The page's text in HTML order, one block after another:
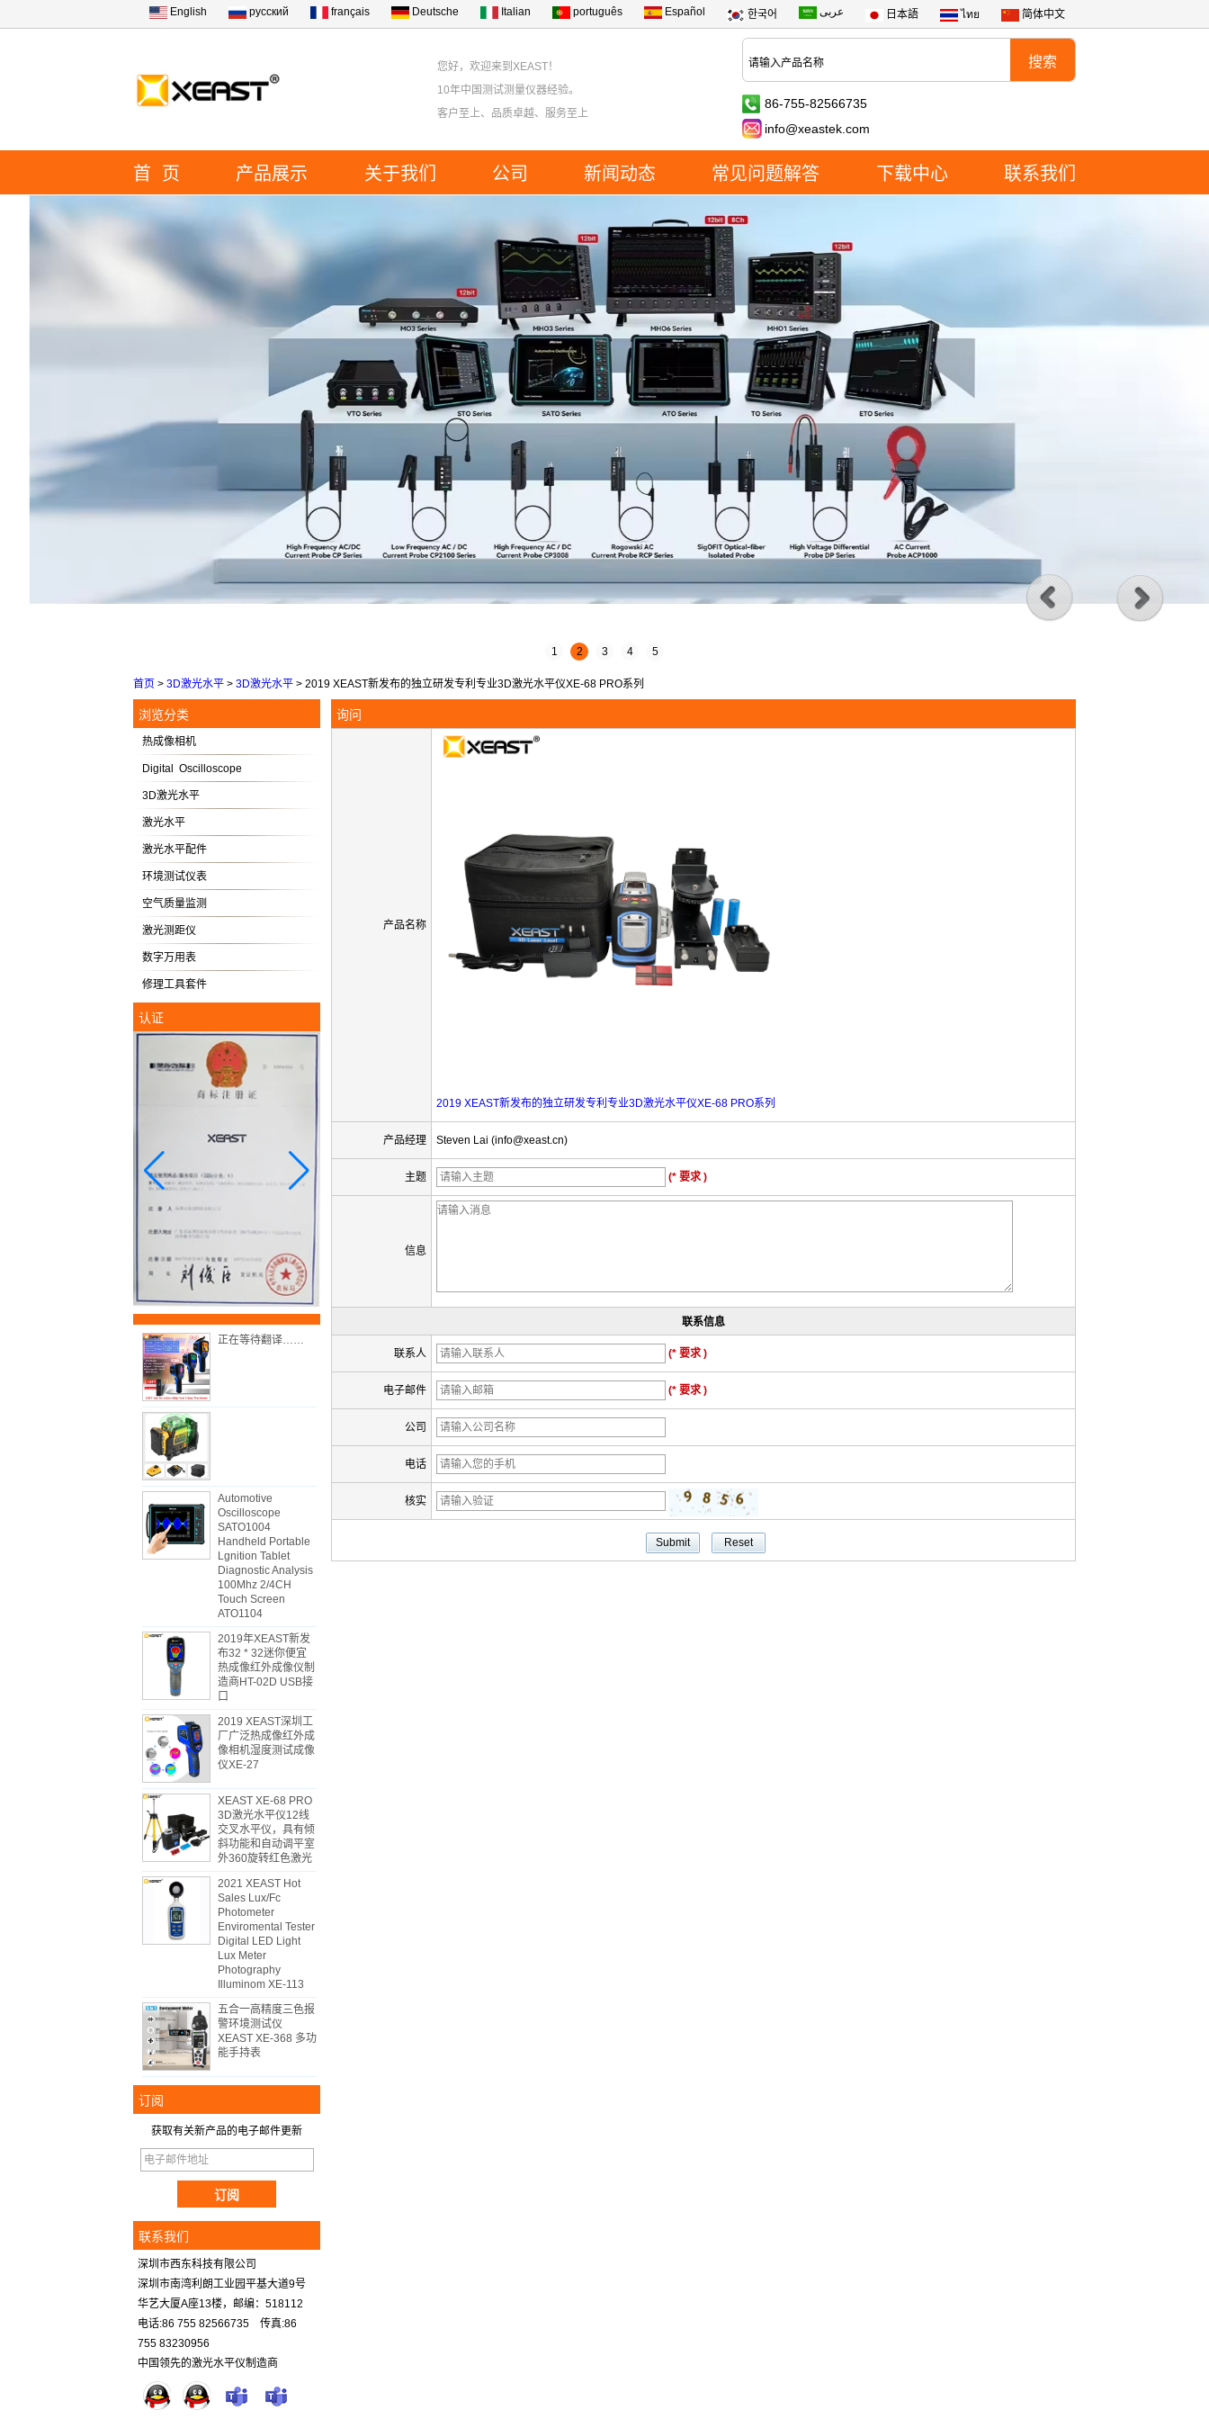
English русский français Deutsche Italian português Español 한국어 عربى 日本語 ไทย 简体中文
您好，欢迎来到XEAST！
10年中国测试测量仪器经验。
客户至上、品质卓越、服务至上
86-755-82566735
info@xeastek.com
首 页 产品展示 关于我们 公司 新闻动态 常见问题解答 下载中心 联系我们
1 2 3 4 5
首页 > 3D激光水平 > 3D激光水平 > 2019 XEAST新发布的独立研发专利专业3D激光水平仪XE-68 PRO系列
浏览分类
热成像相机
Digital Oscilloscope
3D激光水平
激光水平
激光水平配件
环境测试仪表
空气质量监测
激光测距仪
数字万用表
修理工具套件
认证
正在等待翻译……
Automotive
Oscilloscope
SATO1004
Handheld Portable
Lgnition Tablet
Diagnostic Analysis
100Mhz 2/4CH
Touch Screen
ATO1104
2019年XEAST新发
布32 * 32迷你便宜
热成像红外成像仪制
造商HT-02D USB接
口
2019 XEAST深圳工
厂广泛热成像红外成
像相机湿度测试成像
仪XE-27
XEAST XE-68 PRO
3D激光水平仪12线
交叉水平仪，具有倾
斜功能和自动调平室
外360旋转红色激光
2021 XEAST Hot
Sales Lux/Fc
Photometer
Enviromental Tester
Digital LED Light
Lux Meter
Photography
Illuminom XE-113
五合一高精度三色报
警环境测试仪
XEAST XE-368 多功
能手持表
订阅
获取有关新产品的电子邮件更新
联系我们
深圳市西东科技有限公司
深圳市南湾利朗工业园平基大道9号
华艺大厦A座13楼，邮编：518112
电话:86 755 82566735 传真:86
755 83230956
中国领先的激光水平仪制造商
询问
产品名称
2019 XEAST新发布的独立研发专利专业3D激光水平仪XE-68 PRO系列
产品经理 Steven Lai (info@xeast.cn)
主题 (* 要求 )
信息
联系信息
联系人 (* 要求 )
电子邮件 (* 要求 )
公司
电话
核实